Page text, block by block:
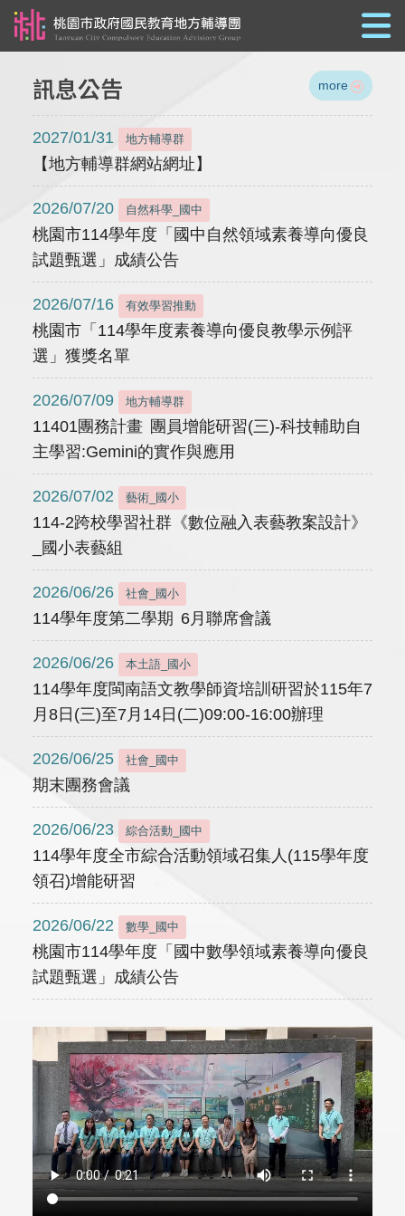
訊息公告 more
2027/01/31 地方輔導群
【地方輔導群網站網址】
2026/07/20 自然科學_國中
桃園市114學年度「國中自然領域素養導向優良
試題甄選」成績公告
2026/07/16 有效學習推動
桃園市「114學年度素養導向優良教學示例評
選」獲獎名單
2026/07/09 地方輔導群
11401團務計畫 團員增能研習(三)-科技輔助自
主學習:Gemini的實作與應用
2026/07/02 藝術_國小
114-2跨校學習社群《數位融入表藝教案設計》
_國小表藝組
2026/06/26 社會_國小
114學年度第二學期 6月聯席會議
2026/06/26 本土語_國小
114學年度閩南語文教學師資培訓研習於115年7
月8日(三)至7月14日(二)09:00-16:00辦理
2026/06/25 社會_國中
期末團務會議
2026/06/23 綜合活動_國中
114學年度全市綜合活動領域召集人(115學年度
領召)增能研習
2026/06/22 數學_國中
桃園市114學年度「國中數學領域素養導向優良
試題甄選」成績公告